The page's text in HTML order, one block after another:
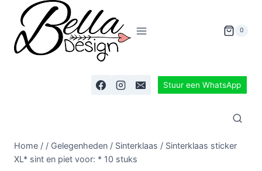
0
Stuur een WhatsApp
Home / / Gelegenheden / Sinterklaas / Sinterklaas sticker
XL* sint en piet voor: * 10 stuks